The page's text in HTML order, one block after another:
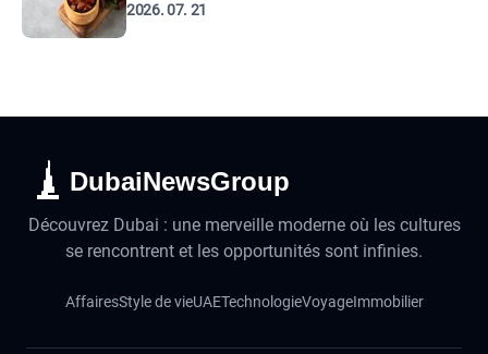
2026. 07. 21
DubaiNewsGroup
Découvrez Dubai : une merveille moderne où les cultures
se rencontrent et les opportunités sont infinies.
AffairesStyle de vieUAETechnologieVoyageImmobilier